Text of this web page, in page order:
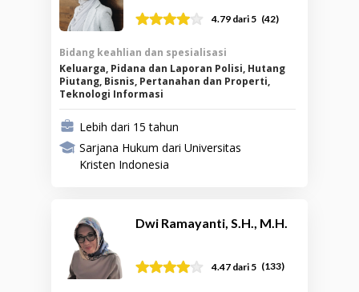
4.79 dari 5 (42)
Bidang keahlian dan spesialisasi
Keluarga, Pidana dan Laporan Polisi, Hutang
Piutang, Bisnis, Pertanahan dan Properti,
Teknologi Informasi
Lebih dari 15 tahun
Sarjana Hukum dari Universitas
Kristen Indonesia
Dwi Ramayanti, S.H., M.H.
4.47 dari 5 (133)